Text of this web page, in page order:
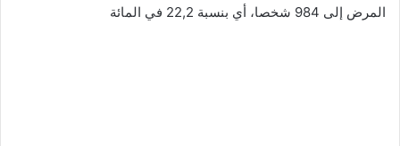
المرض إلى 984 شخصا، أي بنسبة 22,2 في المائة